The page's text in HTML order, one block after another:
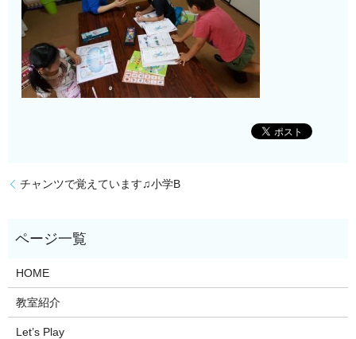
チャンツで覚えています♫小学B
HOME
教室紹介
Let’s Play